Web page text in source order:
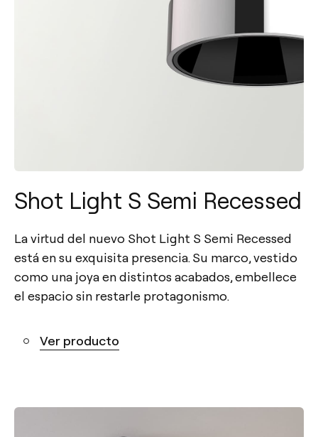
Shot Light S Semi Recessed
La virtud del nuevo Shot Light S Semi Recessed
está en su exquisita presencia. Su marco, vestido
como una joya en distintos acabados, embellece
el espacio sin restarle protagonismo.
Ver producto